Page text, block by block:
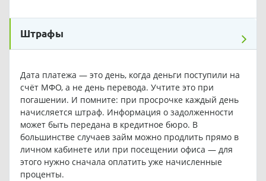
Штрафы
Дата платежа — это день, когда деньги поступили на
счёт МФО, а не день перевода. Учтите это при
погашении. И помните: при просрочке каждый день
начисляется штраф. Информация о задолженности
может быть передана в кредитное бюро. В
большинстве случаев займ можно продлить прямо в
личном кабинете или при посещении офиса — для
этого нужно сначала оплатить уже начисленные
проценты.